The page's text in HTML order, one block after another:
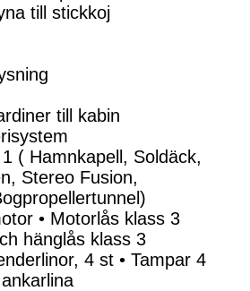
till stickkoj
till kabin
( Hamnkapell, Soldäck,
Stereo Fusion,
• Motorlås klass 3
hänglås klass 3
4 st • Tampar 4